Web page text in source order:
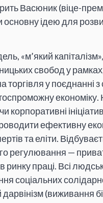
Васюник (віце-
ідею для
«м’який
свобод у
торгівля у поєднанні
економіку.
корпоративні
ефективну
та еліти.
регулювання —
праці. Всі
соціальних
(виживання